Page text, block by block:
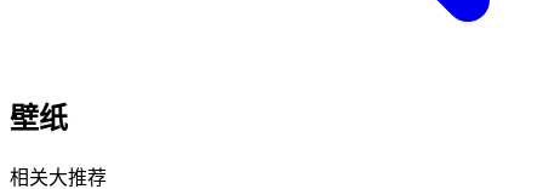
壁纸
相关大推荐